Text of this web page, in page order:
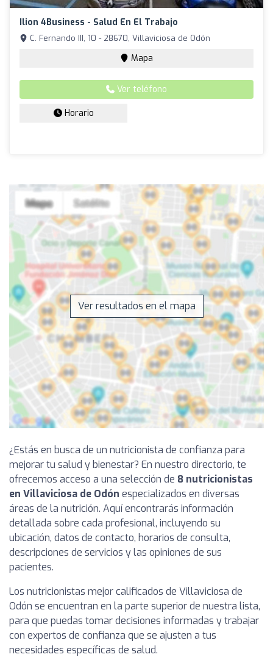
Ilion 4Business - Salud En El Trabajo
C. Fernando III, 10 - 28670, Villaviciosa de Odón
Mapa
Ver teléfono
Horario
Ver resultados en el mapa
¿Estás en busca de un nutricionista de confianza para
mejorar tu salud y bienestar? En nuestro directorio, te
ofrecemos acceso a una selección de 8 nutricionistas
en Villaviciosa de Odón especializados en diversas
áreas de la nutrición. Aquí encontrarás información
detallada sobre cada profesional, incluyendo su
ubicación, datos de contacto, horarios de consulta,
descripciones de servicios y las opiniones de sus
pacientes.
Los nutricionistas mejor calificados de Villaviciosa de
Odón se encuentran en la parte superior de nuestra lista,
para que puedas tomar decisiones informadas y trabajar
con expertos de confianza que se ajusten a tus
necesidades específicas de salud.